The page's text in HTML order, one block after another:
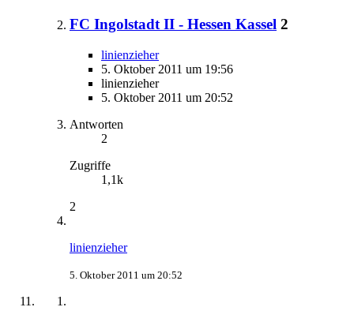
FC Ingolstadt II - Hessen Kassel 2
linienzieher
5. Oktober 2011 um 19:56
linienzieher
5. Oktober 2011 um 20:52
Antworten
2
Zugriffe
1,1k
2
linienzieher
5. Oktober 2011 um 20:52